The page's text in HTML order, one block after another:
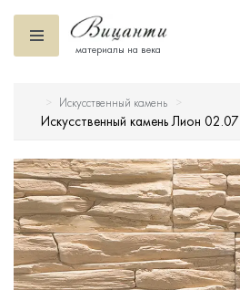
материалы на века
Искусственный камень
Вентилируемый фасад
Декоративные элементы
Тротуарная плитка
Искусственный камень
Искусственный камень Лион 02.07